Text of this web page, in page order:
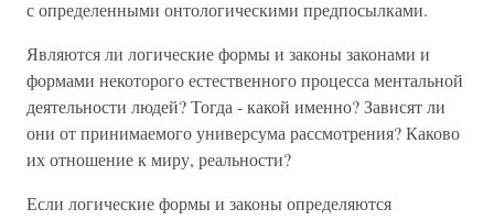
с определенными онтологическими предпосылками.
Являются ли логические формы и законы законами и
формами некоторого естественного процесса ментальной
деятельности людей? Тогда - какой именно? Зависят ли
они от принимаемого универсума рассмотрения? Каково
их отношение к миру, реальности?
Если логические формы и законы определяются